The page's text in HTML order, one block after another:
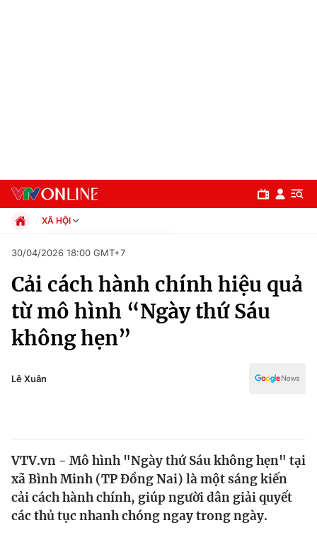
Chuyên mục
Chính trị
Thế giới
Tin tức
XÃ HỘI
Xã hội
Pháp luật
Thể thao
Truyền hình
Văn hóa - Giải trí
30/04/2026 18:00 GMT+7
Cải cách hành chính hiệu quả
từ mô hình “Ngày thứ Sáu
không hẹn”
Lê Xuân
VTV.vn - Mô hình "Ngày thứ Sáu không hẹn" tại
xã Bình Minh (TP Đồng Nai) là một sáng kiến
cải cách hành chính, giúp người dân giải quyết
các thủ tục nhanh chóng ngay trong ngày.